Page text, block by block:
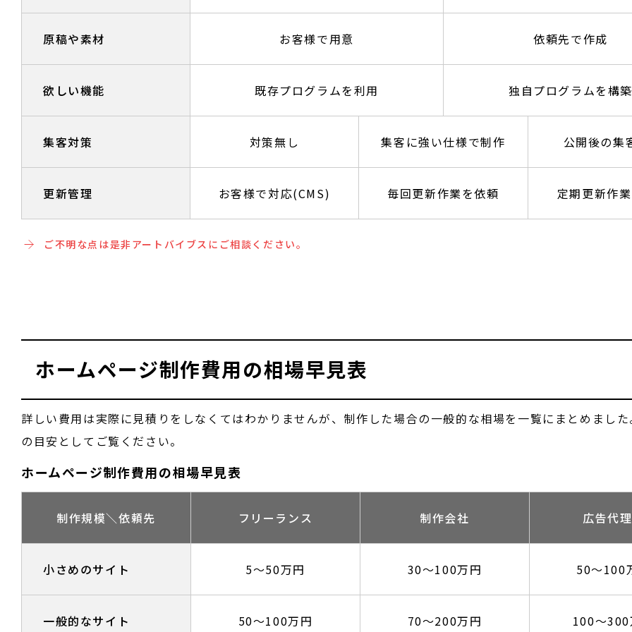
原稿や素材 お客様で用意 依頼先で作成
欲しい機能 既存プログラムを利用 独自プログラムを構築
集客対策 対策無し 集客に強い仕様で制作 公開後の集
更新管理 お客様で対応(CMS) 毎回更新作業を依頼 定期更新作
ご不明な点は是非アートバイブスにご相談ください。
ホームページ制作費用の相場早見表
詳しい費用は実際に見積りをしなくてはわかりませんが、制作した場合の一般的な相場を一覧にまとめまし
の目安としてご覧ください。
ホームページ制作費用の相場早見表
制作規模＼依頼先 フリーランス 制作会社 広告代
小さめのサイト 5〜50万円 30〜100万円 50～100
一般的なサイト 50〜100万円 70〜200万円 100～300